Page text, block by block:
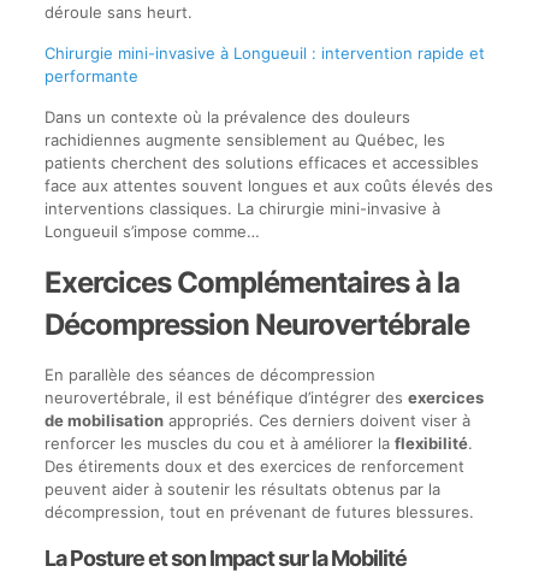
déroule sans heurt.
Chirurgie mini-invasive à Longueuil : intervention rapide et
performante
Dans un contexte où la prévalence des douleurs
rachidiennes augmente sensiblement au Québec, les
patients cherchent des solutions efficaces et accessibles
face aux attentes souvent longues et aux coûts élevés des
interventions classiques. La chirurgie mini-invasive à
Longueuil s’impose comme…
Exercices Complémentaires à la
Décompression Neurovertébrale
En parallèle des séances de décompression
neurovertébrale, il est bénéfique d’intégrer des exercices
de mobilisationappropriés. Ces derniers doivent viser à
renforcer les muscles du cou et à améliorer la flexibilité.
Des étirements doux et des exercices de renforcement
peuvent aider à soutenir les résultats obtenus par la
décompression, tout en prévenant de futures blessures.
La Posture et son Impact sur la Mobilité